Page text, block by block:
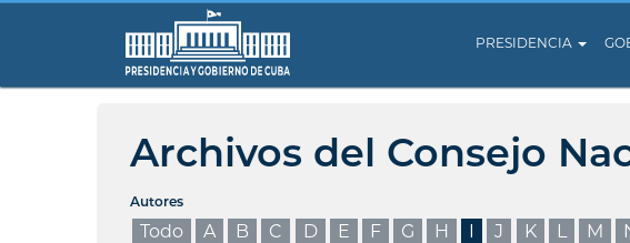
PRESIDENCIA
Archivos del Consejo
Autores
Todo A B C D E F G H I J K L M